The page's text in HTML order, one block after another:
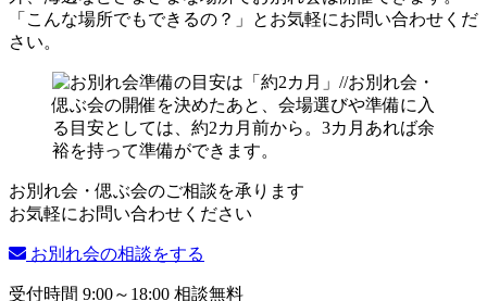
「こんな場所でもできるの？」とお気軽にお問い合わせくだ
さい。
お別れ会・偲ぶ会のご相談を承ります
お気軽にお問い合わせください
お別れ会の相談をする
受付時間 9:00～18:00 相談無料